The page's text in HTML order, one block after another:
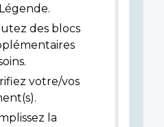
des blocs
votre/vos
la